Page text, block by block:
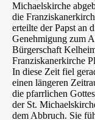
Michaelskirche
die
erteilte der Papst an
Genehmigung zum
Bürgerschaft
Franziskanerkirche
In diese Zeit fiel
einen längeren
die pfarrlichen
der St.
dem Abbruch. Sie